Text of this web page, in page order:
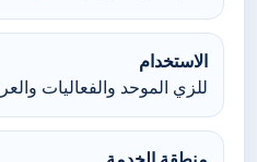
الاستخدام
للزي الموحد والفعاليات